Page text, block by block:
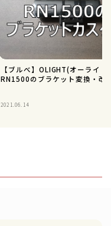
【ブルべ】OLIGHT(オーライト)
RN1500のブラケット変換・改
2021.06.14